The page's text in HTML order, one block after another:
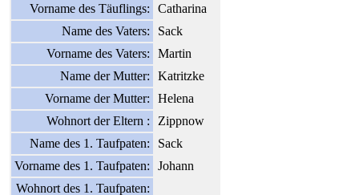
Vorname des Täuflings:
Catharina
Name des Vaters:
Sack
Vorname des Vaters:
Martin
Name der Mutter:
Katritzke
Vorname der Mutter:
Helena
Wohnort der Eltern :
Zippnow
Name des 1. Taufpaten:
Sack
Vorname des 1. Taufpaten:
Johann
Wohnort des 1. Taufpaten: